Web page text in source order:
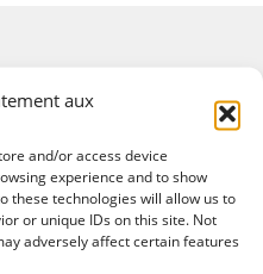
aux
and/or access device
experience and to show
these technologies will allow us to
or unique IDs on this site. Not
adversely affect certain features
d’Utilisation